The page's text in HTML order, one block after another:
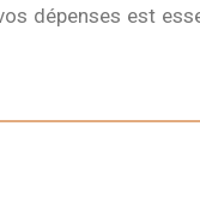
dépenses est